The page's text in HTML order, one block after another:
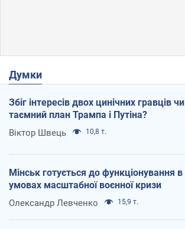
Думки
Збіг інтересів двох цинічних гравців чи
таємний план Трампа і Путіна?
Віктор Швець 10,8 т.
Мінськ готується до функціонування в
умовах масштабної воєнної кризи
Олександр Левченко 15,9 т.